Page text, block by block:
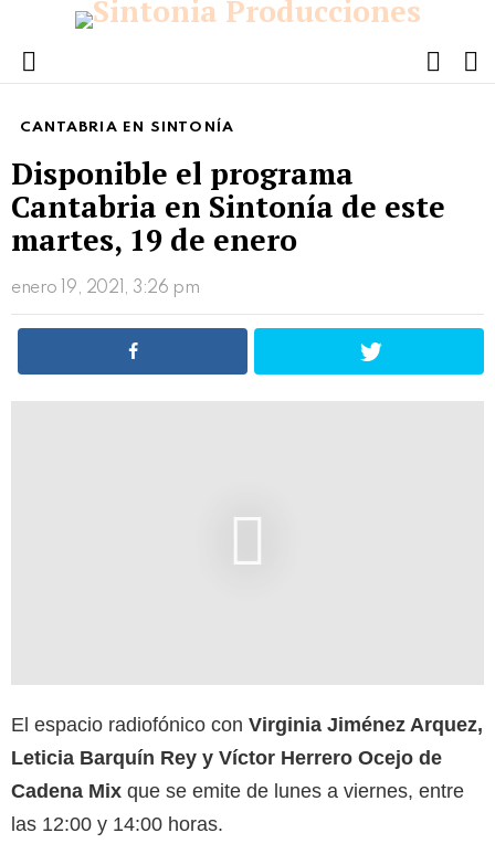
Menu
CANTABRIA EN SINTONÍA
Disponible el programa
Cantabria en Sintonía de este
martes, 19 de enero
enero 19, 2021, 3:26 pm
El espacio radiofónico con Virginia Jiménez Arquez,
Leticia Barquín Rey y Víctor Herrero Ocejo de
Cadena Mix que se emite de lunes a viernes, entre
las 12:00 y 14:00 horas.